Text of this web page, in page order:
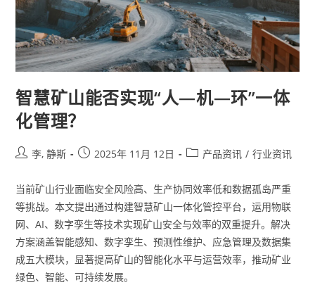
智慧矿山能否实现“人—机—环”一体
化管理？
李, 静斯 2025年 11月 12日 产品资讯 / 行业资讯
当前矿山行业面临安全风险高、生产协同效率低和数据孤岛严重
等挑战。本文提出通过构建智慧矿山一体化管控平台，运用物联
网、AI、数字孪生等技术实现矿山安全与效率的双重提升。解决
方案涵盖智能感知、数字孪生、预测性维护、应急管理及数据集
成五大模块，显著提高矿山的智能化水平与运营效率，推动矿业
绿色、智能、可持续发展。